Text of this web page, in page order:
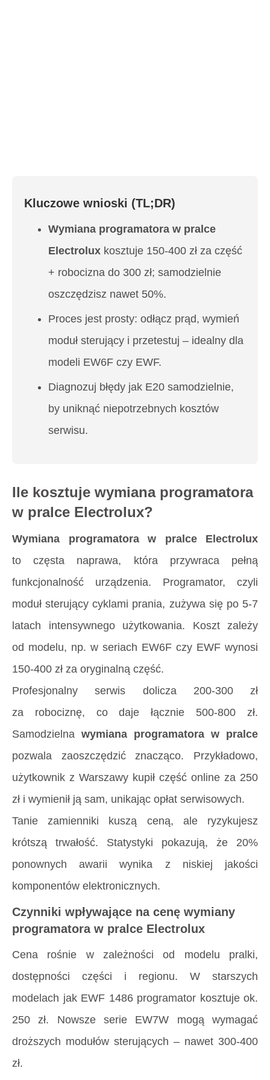
Kluczowe wnioski (TL;DR)
Wymiana programatora w pralce
Electrolux kosztuje 150-400 zł za część
+ robocizna do 300 zł; samodzielnie
oszczędzisz nawet 50%.
Proces jest prosty: odłącz prąd, wymień
moduł sterujący i przetestuj – idealny dla
modeli EW6F czy EWF.
Diagnozuj błędy jak E20 samodzielnie,
by uniknąć niepotrzebnych kosztów
serwisu.
Ile kosztuje wymiana programatora
w pralce Electrolux?
Wymiana programatora w pralce Electrolux
to częsta naprawa, która przywraca pełną
funkcjonalność urządzenia. Programator, czyli
moduł sterujący cyklami prania, zużywa się po 5-7
latach intensywnego użytkowania. Koszt zależy
od modelu, np. w seriach EW6F czy EWF wynosi
150-400 zł za oryginalną część.
Profesjonalny serwis dolicza 200-300 zł
za robociznę, co daje łącznie 500-800 zł.
Samodzielna wymiana programatora w pralce
pozwala zaoszczędzić znacząco. Przykładowo,
użytkownik z Warszawy kupił część online za 250
zł i wymienił ją sam, unikając opłat serwisowych.
Tanie zamienniki kuszą ceną, ale ryzykujesz
krótszą trwałość. Statystyki pokazują, że 20%
ponownych awarii wynika z niskiej jakości
komponentów elektronicznych.
Czynniki wpływające na cenę wymiany
programatora w pralce Electrolux
Cena rośnie w zależności od modelu pralki,
dostępności części i regionu. W starszych
modelach jak EWF 1486 programator kosztuje ok.
250 zł. Nowsze serie EW7W mogą wymagać
droższych modułów sterujących – nawet 300-400
zł.